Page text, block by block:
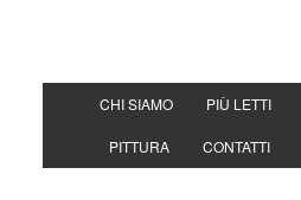
CHI SIAMO PIÙ LETTI
PITTURA CONTATTI